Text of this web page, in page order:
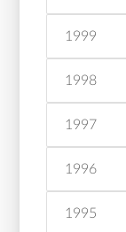
1999
1998
1997
1996
1995